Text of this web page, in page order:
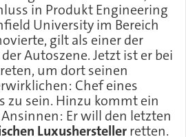
in Produkt Engineering
University im Bereich
gilt als einer der
Autoszene. Jetzt ist er bei
um dort seinen
Chef eines
sein. Hinzu kommt ein
Er will den letzten
Luxusherstellerretten.